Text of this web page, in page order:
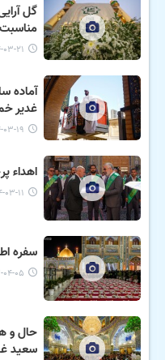
گل
۱۴۰۴-۰۳-
آماده
غدیر
۱۴۰۴-۰۳-
اهداء
۱۴۰۴-۰۳-
سفره
۱۴۰۳-۰۴-
حال و
سعید